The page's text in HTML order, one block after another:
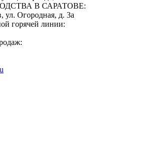
В САРАТОВЕ:
ул. Огородная, д. 3а
горячей линии: